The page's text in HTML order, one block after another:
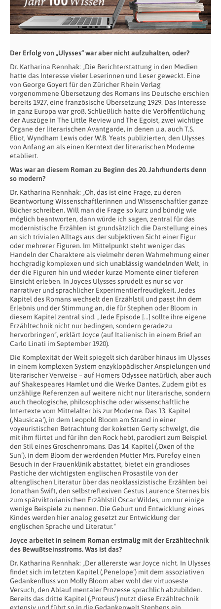
Der Erfolg von „Ulysses“ war aber nicht aufzuhalten, oder?
Dr. Katharina Rennhak: „Die Berichterstattung in den Medien
hatte das Interesse vieler Leserinnen und Leser geweckt. Eine
von George Goyert für den Züricher Rhein Verlag
vorgenommene Übersetzung des Romans ins Deutsche erschien
bereits 1927, eine französische Übersetzung 1929. Das Interesse
in ganz Europa war groß. Schließlich hatte die Veröffentlichung
der Auszüge in The Little Review und The Egoist, zwei wichtige
Organe der literarischen Avantgarde, in denen u.a. auch T.S.
Eliot, Wyndham Lewis oder W.B. Yeats publizierten, den Ulysses
von Anfang an als einen Kerntext der literarischen Moderne
etabliert.
Was war an diesem Roman zu Beginn des 20. Jahrhunderts denn
so modern?
Dr. Katharina Rennhak: „Oh, das ist eine Frage, zu deren
Beantwortung Wissenschaftlerinnen und Wissenschaftler ganze
Bücher schreiben. Will man die Frage so kurz und bündig wie
möglich beantworten, dann würde ich sagen, zentral für das
modernistische Erzählen ist grundsätzlich die Darstellung eines
an sich trivialen Alltags aus der subjektiven Sicht einer Figur
oder mehrerer Figuren. Im Mittelpunkt steht weniger das
Handeln der Charaktere als vielmehr deren Wahrnehmung einer
hochgradig komplexen und sich unablässig wandelnden Welt, in
der die Figuren hin und wieder kurze Momente einer tieferen
Einsicht erleben. In Joyces Ulysses sprudelt es nur so vor
narrativer und sprachlicher Experimentierfreudigkeit. Jedes
Kapitel des Romans wechselt den Erzählstil und passt ihn dem
Erlebnis und der Stimmung an, die für Stephen oder Bloom in
diesem Kapitel zentral sind. „Jede Episode […] sollte ihre eigene
Erzähltechnik nicht nur bedingen, sondern geradezu
hervorbringen“, erklärt Joyce (auf Italienisch in einem Brief an
Carlo Linati im September 1920).
Die Komplexität der Welt spiegelt sich darüber hinaus im Ulysses
in einem komplexen System enzyklopädischer Anspielungen und
literarischer Verweise – auf Homers Odyssee natürlich, aber auch
auf Shakespeares Hamlet und die Werke Dantes. Zudem gibt es
unzählige Referenzen auf weitere nicht nur literarische, sondern
auch theologische, philosophische oder wissenschaftliche
Intertexte vom Mittelalter bis zur Moderne. Das 13. Kapitel
(‚Nausicaa‘), in dem Leopold Bloom am Strand in einer
voyeuristischen Betrachtung der koketten Gerty schwelgt, die
mit ihm flirtet und für ihn den Rock hebt, parodiert zum Beispiel
den Stil eines Groschenromans. Das 14. Kapitel (‚Oxen of the
Sun‘), in dem Bloom der werdenden Mutter Mrs. Purefoy einen
Besuch in der Frauenklinik abstattet, bietet ein grandioses
Pastiche der wichtigsten englischen Prosastile von der
altenglischen Literatur über das neoklassizistische Erzählen bei
Jonathan Swift, den selbstreflexiven Gestus Laurence Sternes bis
zum spätviktorianischen Erzählstil Oscar Wildes, um nur einige
wenige Beispiele zu nennen. Die Geburt und Entwicklung eines
Kindes werden hier analog gesetzt zur Entwicklung der
englischen Sprache und Literatur.“
Joyce arbeitet in seinem Roman erstmalig mit der Erzähltechnik
des Bewußtseinsstroms. Was ist das?
Dr. Katharina Rennhak: „Der allererste war Joyce nicht. In Ulysses
findet sich im letzten Kapitel (‚Penelope‘) mit dem assoziativen
Gedankenfluss von Molly Bloom aber wohl der virtuoseste
Versuch, den Ablauf mentaler Prozesse sprachlich abzubilden.
Bereits das dritte Kapitel (‚Proteus‘) nutzt diese Erzähltechnik
extensiv und führt so in die Gedankenwelt Stephens ein.